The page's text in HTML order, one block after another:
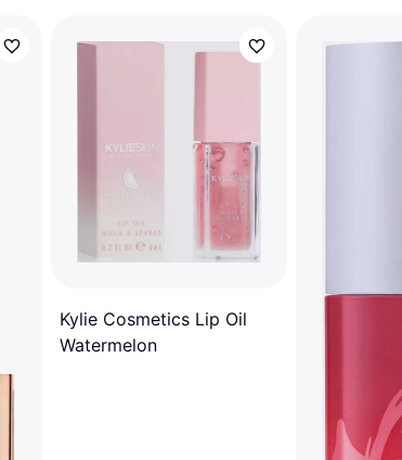
Kylie Cosmetics Lip Oil
Watermelon